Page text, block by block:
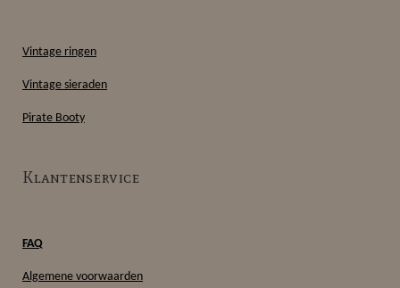
Vintage ringen
Vintage sieraden
Pirate Booty
Klantenservice
FAQ
Algemene voorwaarden